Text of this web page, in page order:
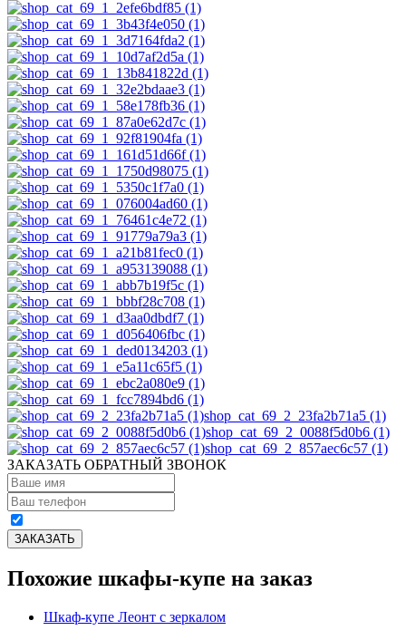
shop_cat_69_2_23fa2b71a5 (1)
shop_cat_69_2_0088f5d0b6 (1)
shop_cat_69_2_857aec6c57 (1)
ЗАКАЗАТЬ ОБРАТНЫЙ ЗВОНОК
Похожие шкафы-купе на заказ
Шкаф-купе Леонт с зеркалом